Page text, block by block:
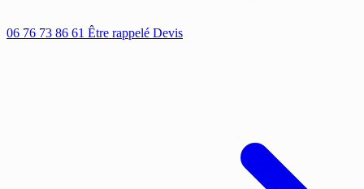
06 76 73 86 61 Être rappelé Devis